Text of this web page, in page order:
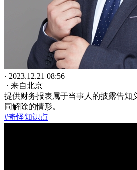
· 2023.12.21 08:56
· 来自北京
提供财务报表属于当事人的披露告知
同解除的情形。
#奇怪知识点